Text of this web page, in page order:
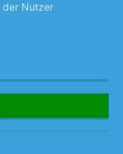
der Nutzer